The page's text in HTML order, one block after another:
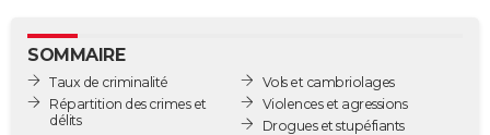
GUIDES D'ACHAT
BONS PLANS
SOMMAIRE
Taux de criminalité
Répartition des crimes et
délits
Vols et cambriolages
Violences et agressions
Drogues et stupéfiants